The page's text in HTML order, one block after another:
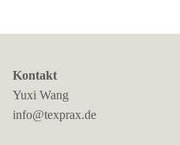
Kontakt
Yuxi Wang
info@texprax.de